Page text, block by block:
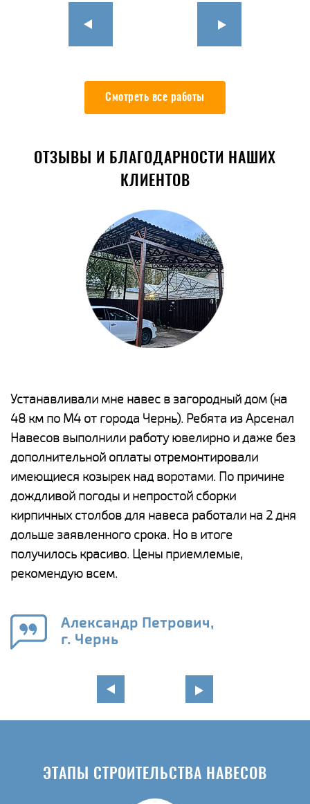
Смотреть все работы
ОТЗЫВЫ И БЛАГОДАРНОСТИ НАШИХ
КЛИЕНТОВ
Устанавливали мне навес в загородный дом (на
48 км по М4 от города Чернь). Ребята из Арсенал
Навесов выполнили работу ювелирно и даже без
дополнительной оплаты отремонтировали
имеющиеся козырек над воротами. По причине
дождливой погоды и непростой сборки
кирпичных столбов для навеса работали на 2 дня
дольше заявленного срока. Но в итоге
получилось красиво. Цены приемлемые,
рекомендую всем.
Александр Петрович,
г. Чернь
ЭТАПЫ СТРОИТЕЛЬСТВА НАВЕСОВ